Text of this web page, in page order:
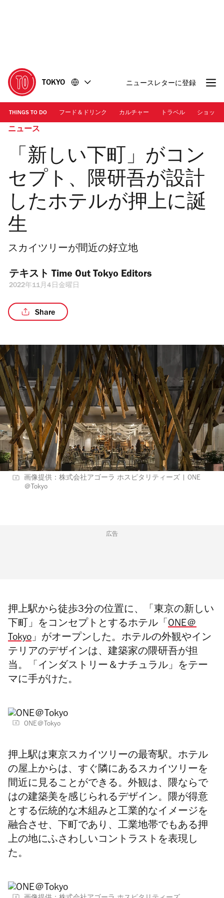
に
移
動
移
動
TOKYO ニュースレターに登録
THINGS TO DO フード＆ドリンク カルチャー トラベル ショッピ
ニュース
「新しい下町」がコン
セプト、隈研吾が設計
したホテルが押上に誕
生
スカイツリーが間近の好立地
テキスト Time Out Tokyo Editors
2022年11月4日金曜日
Share
画像提供：株式会社アゴーラ ホスピタリティーズ | ONE
＠Tokyo
広告
押上駅から徒歩3分の位置に、「東京の新しい
下町」をコンセプトとするホテル「 ONE＠
Tokyo」がオープンした。ホテルの外観やイン
テリアのデザインは、建築家の隈研吾が担
当。「インダストリー＆ナチュラル」をテー
マに手がけた。
ONE＠Tokyo
押上駅は東京スカイツリーの最寄駅。ホテル
の屋上からは、すぐ隣にあるスカイツリーを
間近に見ることができる。 外観は、隈ならで
はの建築美を感じられるデザイン。隈が得意
とする伝統的な木組みと工業的なイメージを
融合させ、下町であり、工業地帯でもある押
上の地にふさわしいコントラストを表現し
た。